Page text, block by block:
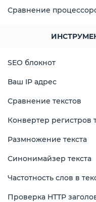
Сравнение
SEO блокнот
Ваш IP адрес
Сравнение текстов
Конвертер регистров
Размножение текста
Синонимайзер текста
Частотность слов в
Проверка HTTP
Поиск
Сравнение
против
в